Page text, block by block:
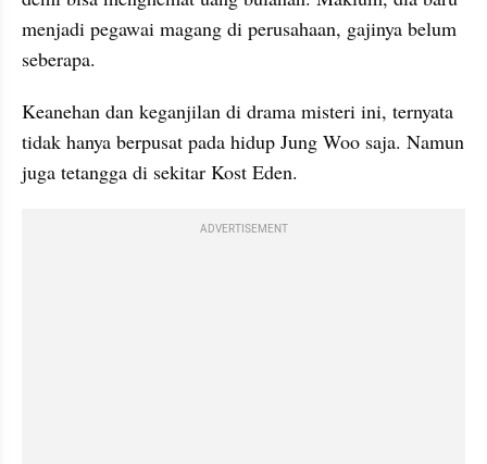
menjadi pegawai magang di perusahaan, gajinya belum
seberapa.
Keanehan dan keganjilan di drama misteri ini, ternyata
tidak hanya berpusat pada hidup Jung Woo saja. Namun
juga tetangga di sekitar Kost Eden.
ADVERTISEMENT